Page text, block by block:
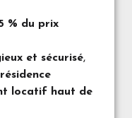
% du prix
et sécurisé,
locatif haut de